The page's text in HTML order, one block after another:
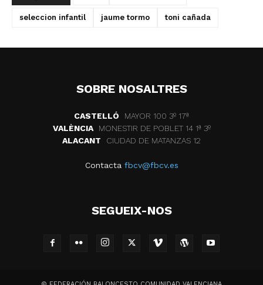
seleccion infantil jaume tormo toni cañada
SOBRE NOSALTRES
CASTELLÓ
MAYOR 100 3º 17ª
VALÈNCIA
MONESTIR DE POBLET 14 1ª 3º
ALACANT
CIUDAD DE MATANZAS 12
Contacta fbcv@fbcv.es
SEGUEIX-NOS